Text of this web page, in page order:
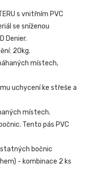
s vnitřním PVC
se sníženou
Denier.
20kg.
místech,
uchycení ke střeše a
místech.
Tento pás PVC
bočnic
- kombinace 2 ks